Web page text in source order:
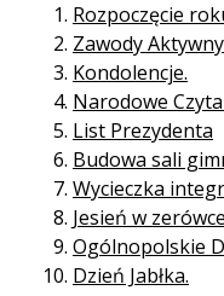
Rozpoczęcie
Zawody
Kondolencje.
Narodowe
List Prezydenta
Budowa sali
Wycieczka
Jesień w
Ogólnopolskie
Dzień Jabłka.